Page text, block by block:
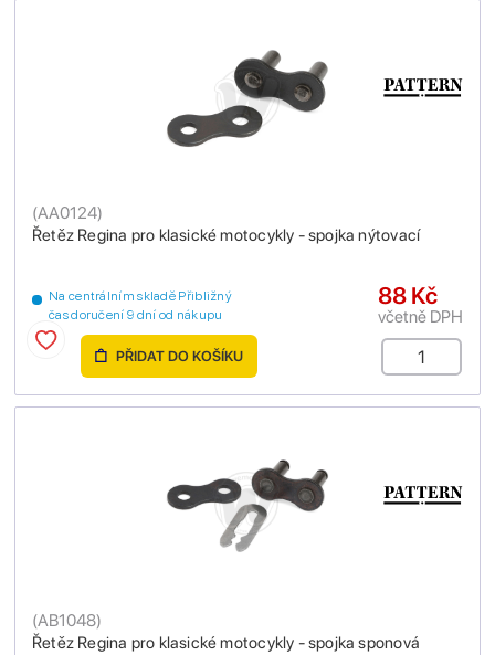
Řetěz Regina pro klasické motocykly - spojka nýtovací
(AA0124)
Na centrálním skladě Přibližný
čas doručení 9 dní od nákupu
88 Kč
včetně DPH
PŘIDAT DO KOŠÍKU
Řetěz Regina pro klasické motocykly - spojka sponová
(AB1048)